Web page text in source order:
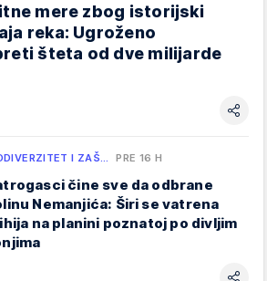
mere zbog istorijski
reka: Ugroženo
šteta od dve milijarde
I ZAŠ… PRE 16 H
čine sve da odbrane
Nemanjića: Širi se vatrena
na planini poznatoj po divljim